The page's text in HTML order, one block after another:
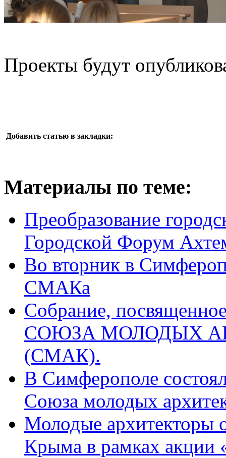
Проекты будут
Добавить статью в закладки:
Материалы по теме:
Преобразование
Городской Форум
Во вторник в
СМАКа
Собрание,
СОЮЗА МОЛОДЫХ
(СМАК).
В Симферополе
Союза молодых
Молодые архитекторы
Крыма в рамках акции